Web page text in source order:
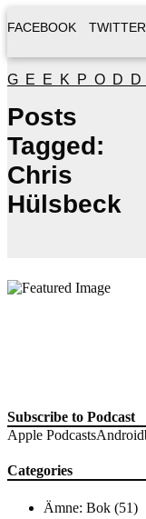
FACEBOOK TWITTER
Posts
Tagged:
Chris
Hülsbeck
Subscribe to Podcast
Apple PodcastsAndroid
Categories
Ämne: Bok (51)